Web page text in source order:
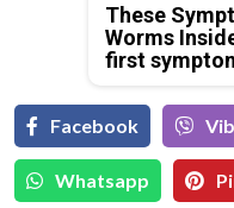
These
Worms
first
Facebook
Whatsapp